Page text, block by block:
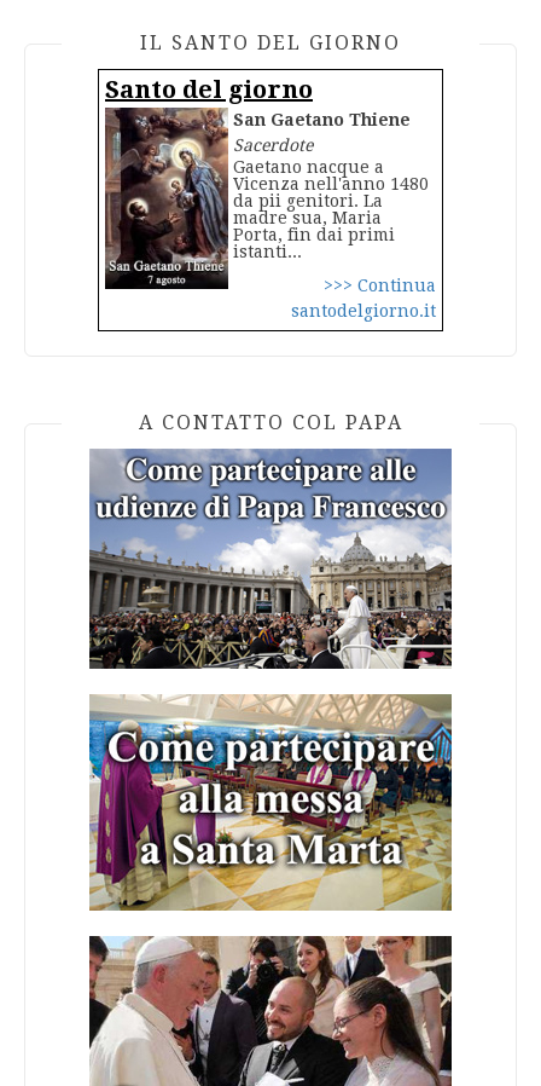
IL SANTO DEL GIORNO
Santo del giorno
San Gaetano Thiene
Sacerdote
Gaetano nacque a
Vicenza nell'anno 1480
da pii genitori. La
madre sua, Maria
Porta, fin dai primi
istanti...
>>> Continua
santodelgiorno.it
A CONTATTO COL PAPA